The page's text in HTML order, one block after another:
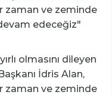
zaman ve zeminde
edeceğiz"
olmasını dileyen
İdris Alan,
zaman ve zeminde